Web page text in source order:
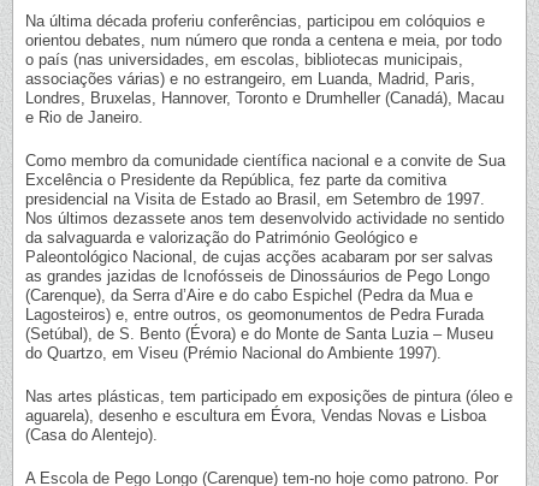
Na última década proferiu conferências, participou em colóquios e
orientou debates, num número que ronda a centena e meia, por todo
o país (nas universidades, em escolas, bibliotecas municipais,
associações várias) e no estrangeiro, em Luanda, Madrid, Paris,
Londres, Bruxelas, Hannover, Toronto e Drumheller (Canadá), Macau
e Rio de Janeiro.
Como membro da comunidade científica nacional e a convite de Sua
Excelência o Presidente da República, fez parte da comitiva
presidencial na Visita de Estado ao Brasil, em Setembro de 1997.
Nos últimos dezassete anos tem desenvolvido actividade no sentido
da salvaguarda e valorização do Património Geológico e
Paleontológico Nacional, de cujas acções acabaram por ser salvas
as grandes jazidas de Icnofósseis de Dinossáurios de Pego Longo
(Carenque), da Serra d’Aire e do cabo Espichel (Pedra da Mua e
Lagosteiros) e, entre outros, os geomonumentos de Pedra Furada
(Setúbal), de S. Bento (Évora) e do Monte de Santa Luzia – Museu
do Quartzo, em Viseu (Prémio Nacional do Ambiente 1997).
Nas artes plásticas, tem participado em exposições de pintura (óleo e
aguarela), desenho e escultura em Évora, Vendas Novas e Lisboa
(Casa do Alentejo).
A Escola de Pego Longo (Carenque) tem-no hoje como patrono. Por